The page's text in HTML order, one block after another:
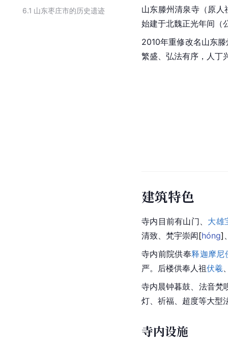
6.1 山东枣庄市的历史遗迹
山东滕州清泉寺（原
始建于北魏正光年间（
2010年重修改名山东
繁盛、弘法有序，人丁
建筑特色
寺内目前有山门、 大雄
清致、梵宇崇闳[hóng]
寺内前院供奉释迦摩尼
严。后楼供奉人祖伏羲
寺内晨钟暮鼓、法音梵
灯、祈福、超度等大型
寺内设施